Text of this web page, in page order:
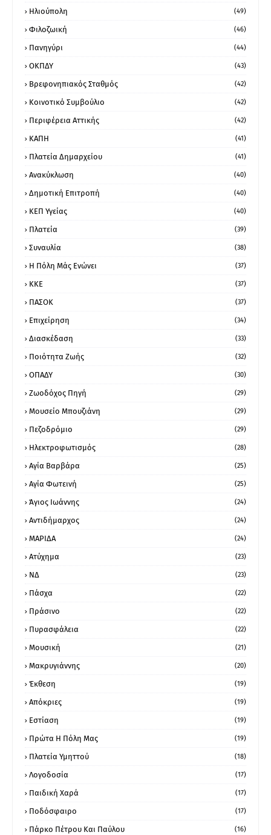
Ηλιούπολη (49)
Φιλοζωική (46)
Πανηγύρι (44)
ΟΚΠΔΥ (43)
Βρεφονηπιακός Σταθμός (42)
Κοινοτικό Συμβούλιο (42)
Περιφέρεια Αττικής (42)
ΚΑΠΗ (41)
Πλατεία Δημαρχείου (41)
Ανακύκλωση (40)
Δημοτική Επιτροπή (40)
ΚΕΠ Υγείας (40)
Πλατεία (39)
Συναυλία (38)
Η Πόλη Μάς Ενώνει (37)
ΚΚΕ (37)
ΠΑΣΟΚ (37)
Επιχείρηση (34)
Διασκέδαση (33)
Ποιότητα Ζωής (32)
ΟΠΑΔΥ (30)
Ζωοδόχος Πηγή (29)
Μουσείο Μπουζιάνη (29)
Πεζοδρόμιο (29)
Ηλεκτροφωτισμός (28)
Αγία Βαρβάρα (25)
Αγία Φωτεινή (25)
Άγιος Ιωάννης (24)
Αντιδήμαρχος (24)
ΜΑΡΙΔΑ (24)
Ατύχημα (23)
ΝΔ (23)
Πάσχα (22)
Πράσινο (22)
Πυρασφάλεια (22)
Μουσική (21)
Μακρυγιάννης (20)
Έκθεση (19)
Απόκριες (19)
Εστίαση (19)
Πρώτα Η Πόλη Μας (19)
Πλατεία Υμηττού (18)
Λογοδοσία (17)
Παιδική Χαρά (17)
Ποδόσφαιρο (17)
Πάρκο Πέτρου Και Παύλου (16)